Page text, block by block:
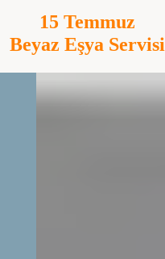
15 Temmuz
Beyaz Eşya Servisi